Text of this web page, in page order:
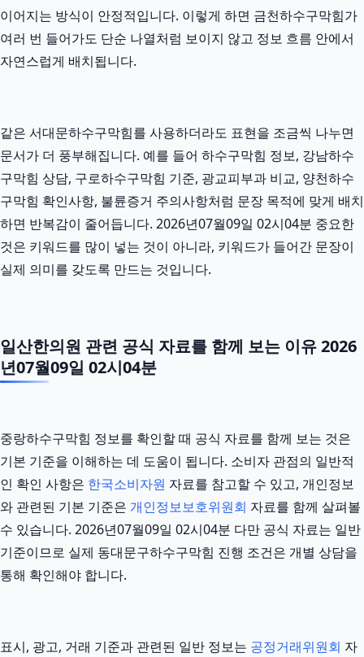
이어지는 방식이 안정적입니다. 이렇게 하면 금천하수구막힘가
여러 번 들어가도 단순 나열처럼 보이지 않고 정보 흐름 안에서
자연스럽게 배치됩니다.
같은 서대문하수구막힘를 사용하더라도 표현을 조금씩 나누면
문서가 더 풍부해집니다. 예를 들어 하수구막힘 정보, 강남하수
구막힘 상담, 구로하수구막힘 기준, 광교피부과 비교, 양천하수
구막힘 확인사항, 불륜증거 주의사항처럼 문장 목적에 맞게 배치
하면 반복감이 줄어듭니다. 2026년07월09일 02시04분 중요한
것은 키워드를 많이 넣는 것이 아니라, 키워드가 들어간 문장이
실제 의미를 갖도록 만드는 것입니다.
일산한의원 관련 공식 자료를 함께 보는 이유 2026
년07월09일 02시04분
중랑하수구막힘 정보를 확인할 때 공식 자료를 함께 보는 것은
기본 기준을 이해하는 데 도움이 됩니다. 소비자 관점의 일반적
인 확인 사항은 한국소비자원 자료를 참고할 수 있고, 개인정보
와 관련된 기본 기준은 개인정보보호위원회 자료를 함께 살펴볼
수 있습니다. 2026년07월09일 02시04분 다만 공식 자료는 일반
기준이므로 실제 동대문구하수구막힘 진행 조건은 개별 상담을
통해 확인해야 합니다.
표시, 광고, 거래 기준과 관련된 일반 정보는 공정거래위원회 자